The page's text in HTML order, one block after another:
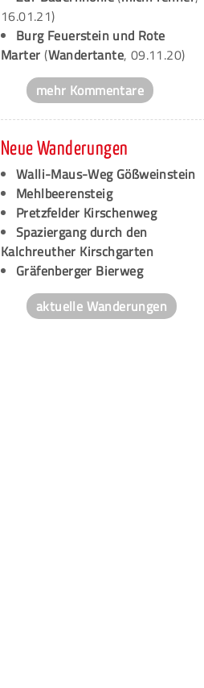
16.01.21)
Burg Feuerstein und Rote
Marter (Wandertante, 09.11.20)
mehr Kommentare
Neue Wanderungen
Walli-Maus-Weg Gößweinstein
Mehlbeerensteig
Pretzfelder Kirschenweg
Spaziergang durch den
Kalchreuther Kirschgarten
Gräfenberger Bierweg
aktuelle Wanderungen